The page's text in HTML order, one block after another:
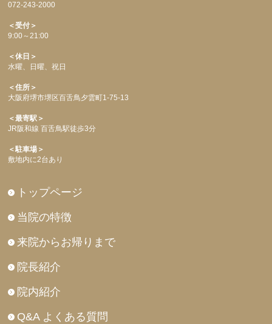
072-243-2000
＜受付＞
9:00～21:00
＜休日＞
水曜、日曜、祝日
＜住所＞
大阪府堺市堺区百舌鳥夕雲町1-75-13
＜最寄駅＞
JR阪和線 百舌鳥駅徒歩3分
＜駐車場＞
敷地内に2台あり
トップページ
当院の特徴
来院からお帰りまで
院長紹介
院内紹介
Q&A よくある質問